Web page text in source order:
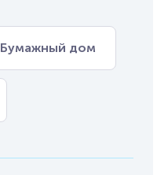
Бумажный дом